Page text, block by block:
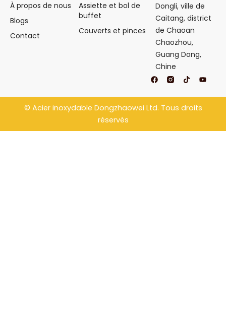
À propos de nous
Blogs
Contact
Assiette et bol de
buffet
Couverts et pinces
Dongli, ville de
Caitang, district
de Chaoan
Chaozhou,
Guang Dong,
Chine
F
a
e
b
o
T
i
t
o
k
Y
o
t
© Acier inoxydable Dongzhaowei Ltd. Tous droits
réservés